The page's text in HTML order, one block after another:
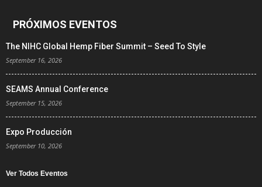
PRÓXIMOS EVENTOS
The NIHC Global Hemp Fiber Summit – Seed To Style
September 16, 2026
SEAMS Annual Conference
September 15, 2026
Expo Producción
September 10, 2026
Ver Todos Eventos